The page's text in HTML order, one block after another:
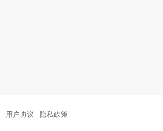
用户协议 隐私政策